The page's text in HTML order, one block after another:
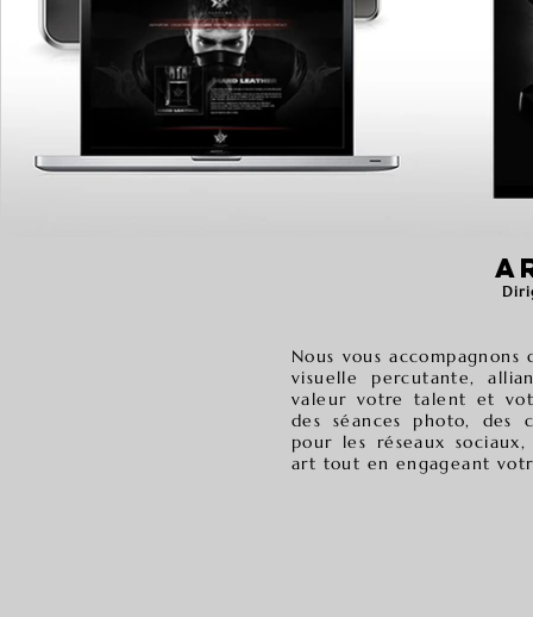
Nous vous
visuelle percutante,
valeur votre talent et
des séances photo, des
pour les réseaux
art tout en engageant